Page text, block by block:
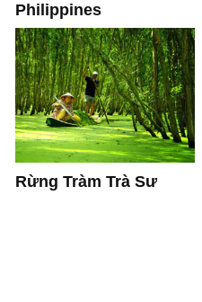
Philippines
Rừng Tràm Trà Sư